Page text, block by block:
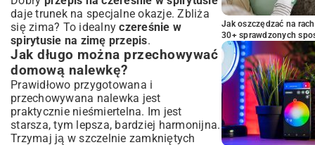
daje trunek na specjalne okazje. Zbliża
się zima? To idealnyczereśnie w
spirytusie na zimę przepis.
Jak długo można przechowywać
domową nalewkę?
Prawidłowo przygotowana i
przechowywana nalewka jest
praktycznie nieśmiertelna. Im jest
starsza, tym lepsza, bardziej harmonijna.
Trzymaj ją w szczelnie zamkniętych
Jak oszczędzać na
30+ sprawdzonych